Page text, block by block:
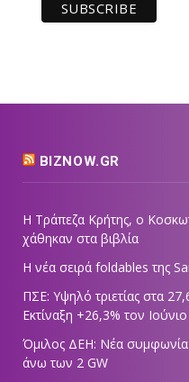
BIZNOW.GR
Η Τράπεζα Κρήτης, ο
χάθηκαν στα βιβλία
Η νέα σειρά foldables της
ΠΣΕ: Υψηλό τριετίας στα
Εκτίναξη +26,3% τον Ιούνιο
Όμιλος ΔΕΗ: Νέα
άνω των 2 GW